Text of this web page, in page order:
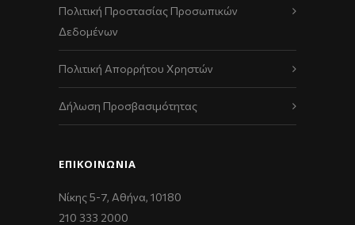
Πολιτική Προστασίας Προσωπικών
Δεδομένων
Πολιτική Απορρήτου Χρηστών
Δήλωση Προσβασιμότητας
ΕΠΙΚΟΙΝΩΝΊΑ
Νίκης 5-7, Αθήνα, 10180
210 333 2000